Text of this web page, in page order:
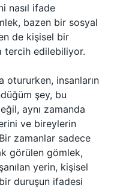
nasıl ifade
bazen bir sosyal
de kişisel bir
tercih edilebiliyor.
otururken, insanların
şey, bu
aynı zamanda
ve bireylerin
Bir zamanlar sadece
görülen gömlek,
yerin, kişisel
duruşun ifadesi